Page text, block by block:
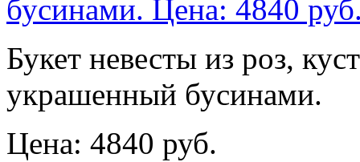
Букет невесты из роз,
украшенный бусинами.
Цена: 4840 руб.